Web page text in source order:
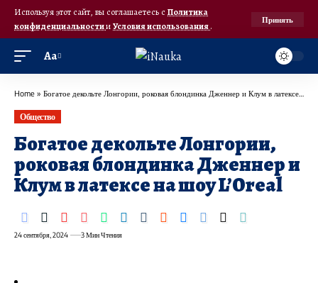
Используя этот сайт, вы соглашаетесь с Политика
конфиденциальностииУсловия использования.
Принять
Аа
Home » Богатое декольте Лонгории, роковая блондинка Дженнер и Клум в латексе на шоу L’Oreal
Общество
Богатое декольте Лонгории,
роковая блондинка Дженнер и
Клум в латексе на шоу L’Oreal
24 сентября, 2024 3 Мин Чтения